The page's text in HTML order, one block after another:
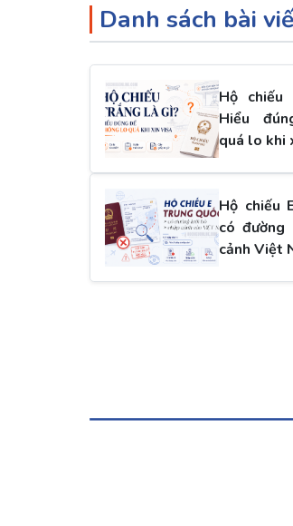
sử di chuyển để cơ quan
“passport trắng là gì”, bạn
đi vài nước trước, xin visa
buộc tại Việt Nam.
Danh sách bài
Hộ
Hiểu
quá lo khi
Hộ chiếu
có đường
cảnh Việt